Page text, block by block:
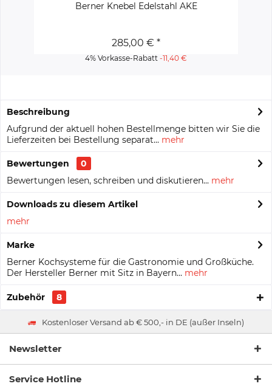
Berner Knebel Edelstahl AKE
285,00 € *
4% Vorkasse-Rabatt -11,40 €
Beschreibung
Aufgrund der aktuell hohen Bestellmenge bitten wir Sie die
Lieferzeiten bei Bestellung separat... mehr
Bewertungen
0
Bewertungen lesen, schreiben und diskutieren... mehr
Downloads zu diesem Artikel
mehr
Marke
Berner Kochsysteme für die Gastronomie und Großküche.
Der Hersteller Berner mit Sitz in Bayern... mehr
Zubehör 8
Kostenloser Versand ab € 500,- in DE (außer Inseln)
Newsletter
Service Hotline